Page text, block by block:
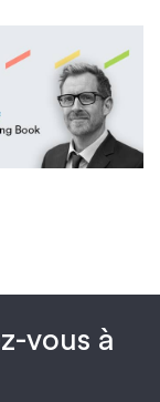
vous à